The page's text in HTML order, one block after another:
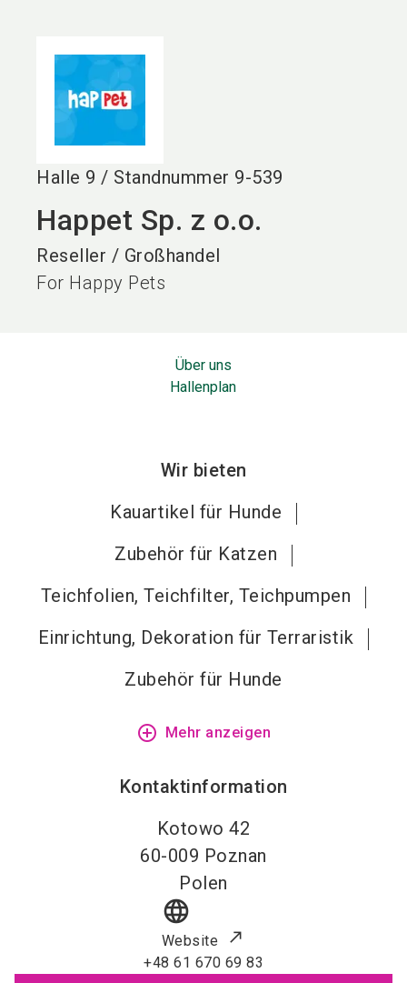
Halle 9 / Standnummer 9-539
Happet Sp. z o.o.
Reseller / Großhandel
For Happy Pets
Über uns
Hallenplan
Wir bieten
Kauartikel für Hunde
Zubehör für Katzen
Teichfolien, Teichfilter, Teichpumpen
Einrichtung, Dekoration für Terraristik
Zubehör für Hunde
add_circle_outline Mehr anzeigen
Kontaktinformation
Kotowo 42
60-009 Poznan
Polen
language
Website
+48 61 670 69 83